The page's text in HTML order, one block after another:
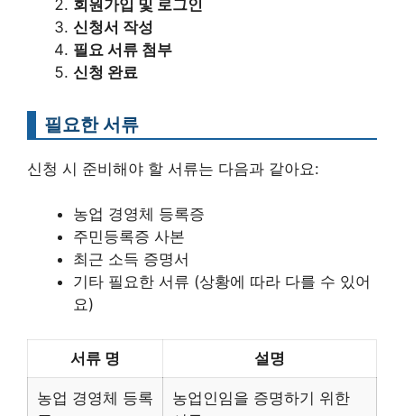
회원가입 및 로그인
신청서 작성
필요 서류 첨부
신청 완료
필요한 서류
신청 시 준비해야 할 서류는 다음과 같아요:
농업 경영체 등록증
주민등록증 사본
최근 소득 증명서
기타 필요한 서류 (상황에 따라 다를 수 있어
요)
서류 명 설명
농업 경영체 등록
농업인임을 증명하기 위한